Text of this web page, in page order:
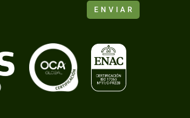
ENVIAR